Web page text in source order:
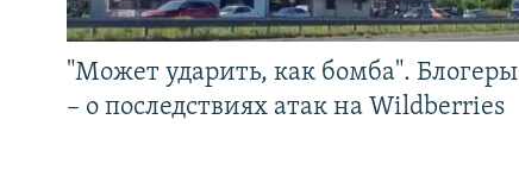
"Может ударить, как бомба". Блогеры
– о последствиях атак на Wildberries